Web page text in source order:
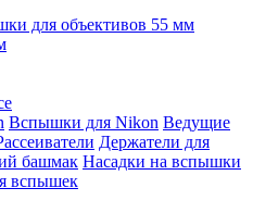
для объективов 55 мм
Вспышки для Nikon Ведущие
Держатели для
башмак Насадки на вспышки
вспышек